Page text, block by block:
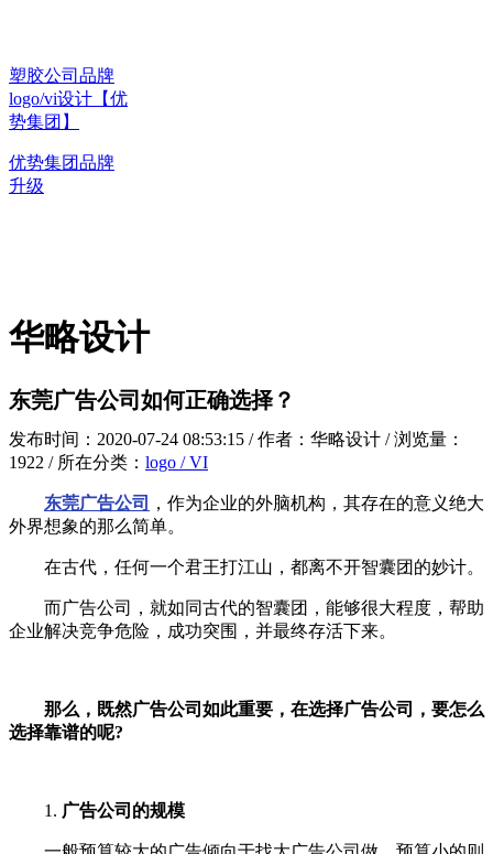
塑胶公司品牌
logo/vi设计【优
势集团】
优势集团品牌
升级
华略设计
东莞广告公司如何正确选择？
发布时间：2020-07-24 08:53:15 / 作者：华略设计 / 浏览量：
1922 / 所在分类： logo / VI
东莞广告公司
，作为企业的外脑机构，其存在的意义绝大
外界想象的那么简单。
在古代，任何一个君王打江山，都离不开智囊团的妙计。
而广告公司，就如同古代的智囊团，能够很大程度，帮助
企业解决竞争危险，成功突围，并最终存活下来。
那么，既然广告公司如此重要，在选择广告公司，要怎么
选择靠谱的呢?
1. 广告公司的规模